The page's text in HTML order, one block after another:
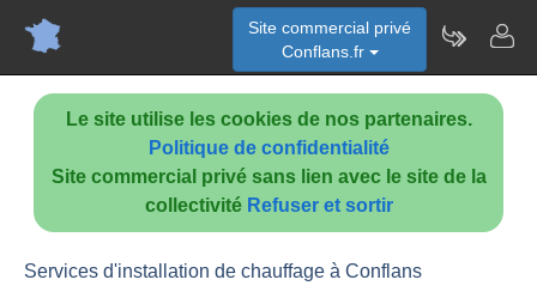
Le site utilise les cookies de nos partenaires.
Politique de confidentialité
Site commercial privé sans lien avec le site de la
collectivité Refuser et sortir
Site commercial privé
Conflans.fr
Services d'installation de chauffage à Conflans